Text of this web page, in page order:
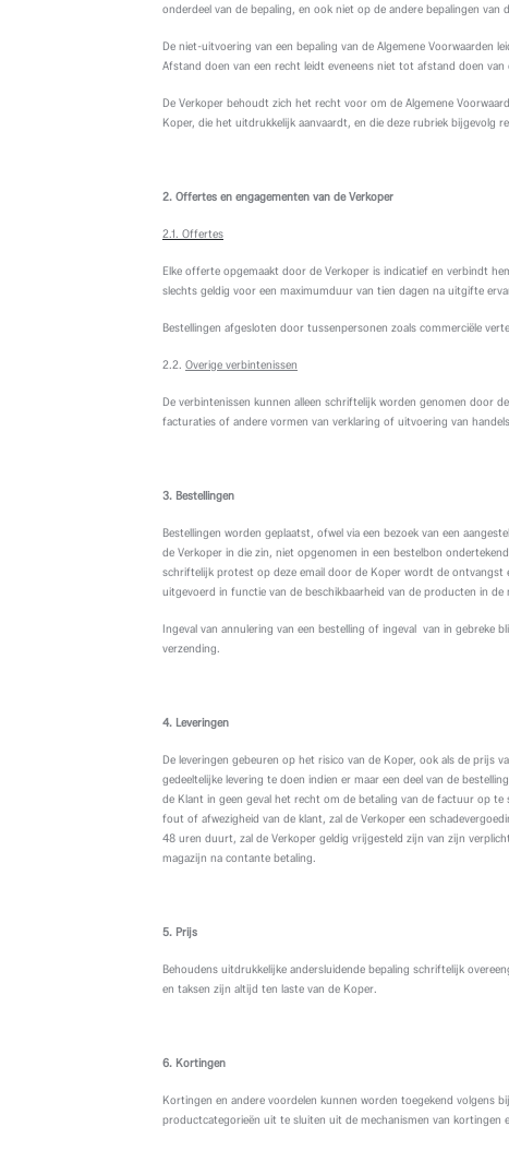
onderdeel van de bepaling, en ook niet op de andere bepalingen van
De niet-uitvoering van een bepaling van de Algemene
Afstand doen van een recht leidt eveneens niet tot afstand doen
De Verkoper behoudt zich het recht voor om de Algemene
Koper, die het uitdrukkelijk aanvaardt, en die deze rubriek bijgevolg
2. Offertes en engagementen van de Verkoper
2.1. Offertes
Elke offerte opgemaakt door de Verkoper is indicatief en verbindt
slechts geldig voor een maximumduur van tien dagen na uitgifte
Bestellingen afgesloten door tussenpersonen zoals commerciële
2.2. Overige verbintenissen
De verbintenissen kunnen alleen schriftelijk worden genomen door
facturaties of andere vormen van verklaring of uitvoering van
3. Bestellingen
Bestellingen worden geplaatst, ofwel via een bezoek van een
de Verkoper in die zin, niet opgenomen in een bestelbon
schriftelijk protest op deze email door de Koper wordt de ontvangst
uitgevoerd in functie van de beschikbaarheid van de producten in
Ingeval van annulering van een bestelling of ingeval van in gebreke
verzending.
4. Leveringen
De leveringen gebeuren op het risico van de Koper, ook als de prijs
gedeeltelijke levering te doen indien er maar een deel van de
de Klant in geen geval het recht om de betaling van de factuur op
fout of afwezigheid van de klant, zal de Verkoper een
48 uren duurt, zal de Verkoper geldig vrijgesteld zijn van zijn
magazijn na contante betaling.
5. Prijs
Behoudens uitdrukkelijke andersluidende bepaling schriftelijk
en taksen zijn altijd ten laste van de Koper.
6. Kortingen
Kortingen en andere voordelen kunnen worden toegekend volgens
productcategorieën uit te sluiten uit de mechanismen van kortingen